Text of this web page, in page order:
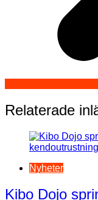
Relaterade
Nyheter
Kibo Dojo